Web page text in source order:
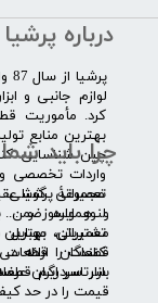
درباره پرشیا
لوازم جانبی و
کرد. مأموریت
بهترین منابع
چین شناسایی
واردات تخصصی
تعمیراتی
لنوو ایسوز و
تعمیراتی
کنندگان قطعات
سرتاسر ایران
چرا باید
​مجموعۀ پرشیا
و همواره ضمن
مشتریان،
قطعات را ارائه
بازار سردرگم
قیمت را در حد